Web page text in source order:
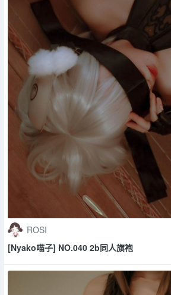
ROSI
[Nyako喵子] NO.040 2b同人旗袍